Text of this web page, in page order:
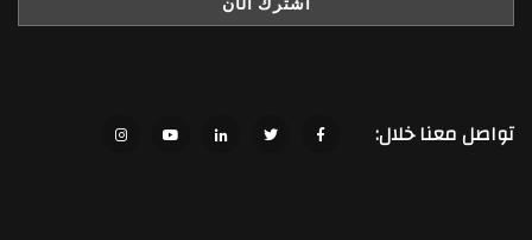
تواصل معنا خلال: